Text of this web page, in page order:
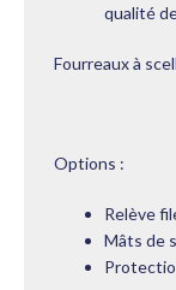
qualité
Fourreaux à
Options :
Relève
Mâts de